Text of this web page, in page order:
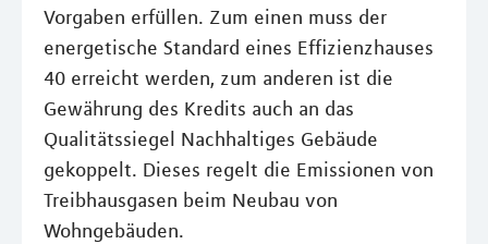
Vorgaben erfüllen. Zum einen muss der
energetische Standard eines Effizienzhauses
40 erreicht werden, zum anderen ist die
Gewährung des Kredits auch an das
Qualitätssiegel Nachhaltiges Gebäude
gekoppelt. Dieses regelt die Emissionen von
Treibhausgasen beim Neubau von
Wohngebäuden.